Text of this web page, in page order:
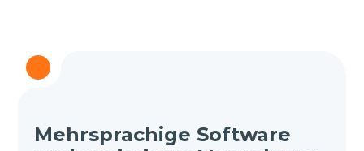
Mehrsprachige Software